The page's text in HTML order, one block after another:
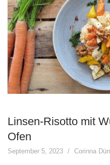
Linsen-Risotto mit
Ofen
September 5, 2023 Corinna Dürr